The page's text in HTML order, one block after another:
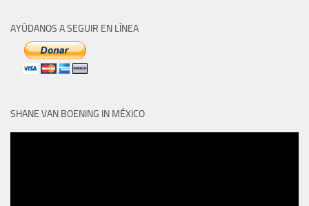
AYÚDANOS A SEGUIR EN LÍNEA
SHANE VAN BOENING IN MÉXICO